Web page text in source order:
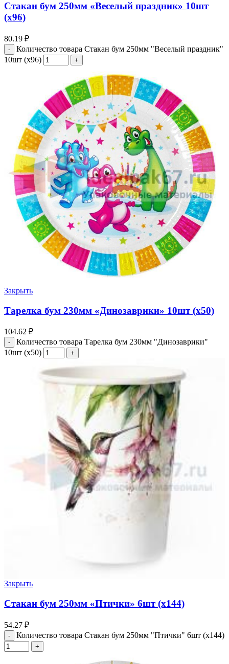
Стакан бум 250мм «Веселый праздник» 10шт
(х96)
80.19 ₽
Количество товара Стакан бум 250мм "Веселый праздник"
10шт (х96)
Закрыть
Тарелка бум 230мм «Динозаврики» 10шт (х50)
104.62 ₽
Количество товара Тарелка бум 230мм "Динозаврики"
10шт (х50)
Закрыть
Стакан бум 250мм «Птички» 6шт (х144)
54.27 ₽
Количество товара Стакан бум 250мм "Птички" 6шт (х144)